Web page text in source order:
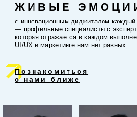
ЖИВЫЕ
с инновационным диджиталом
— профильные специалисты с
которая отражается в каждом
UI/UX и маркетинге нам нет равных.
Познакомиться
с нами ближе